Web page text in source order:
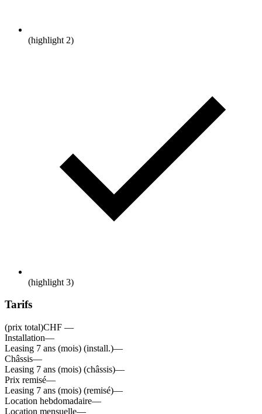
(highlight 2)
(highlight 3)
Tarifs
(prix total)CHF —
Installation—
Leasing 7 ans (mois) (install.)—
Châssis—
Leasing 7 ans (mois) (châssis)—
Prix remisé—
Leasing 7 ans (mois) (remisé)—
Location hebdomadaire—
Location mensuelle—